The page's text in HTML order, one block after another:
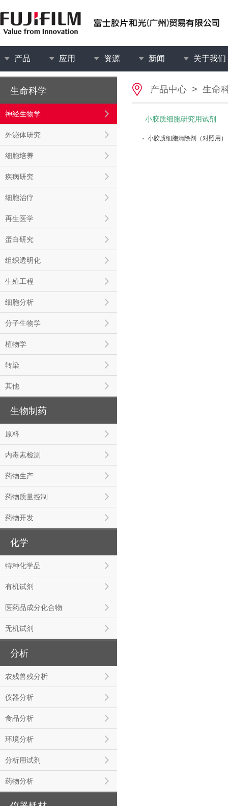
产品 应用 资源 新闻 关于我们
生命科学
神经生物学
外泌体研究
细胞培养
疾病研究
细胞治疗
再生医学
蛋白研究
组织透明化
生殖工程
细胞分析
分子生物学
植物学
转染
其他
生物制药
原料
内毒素检测
药物生产
药物质量控制
药物开发
化学
特种化学品
有机试剂
医药品成分化合物
无机试剂
分析
农残兽残分析
仪器分析
食品分析
环境分析
分析用试剂
药物分析
产品中心 > 生命
小胶质细胞研究用试剂
小胶质细胞清除剂（对照用）